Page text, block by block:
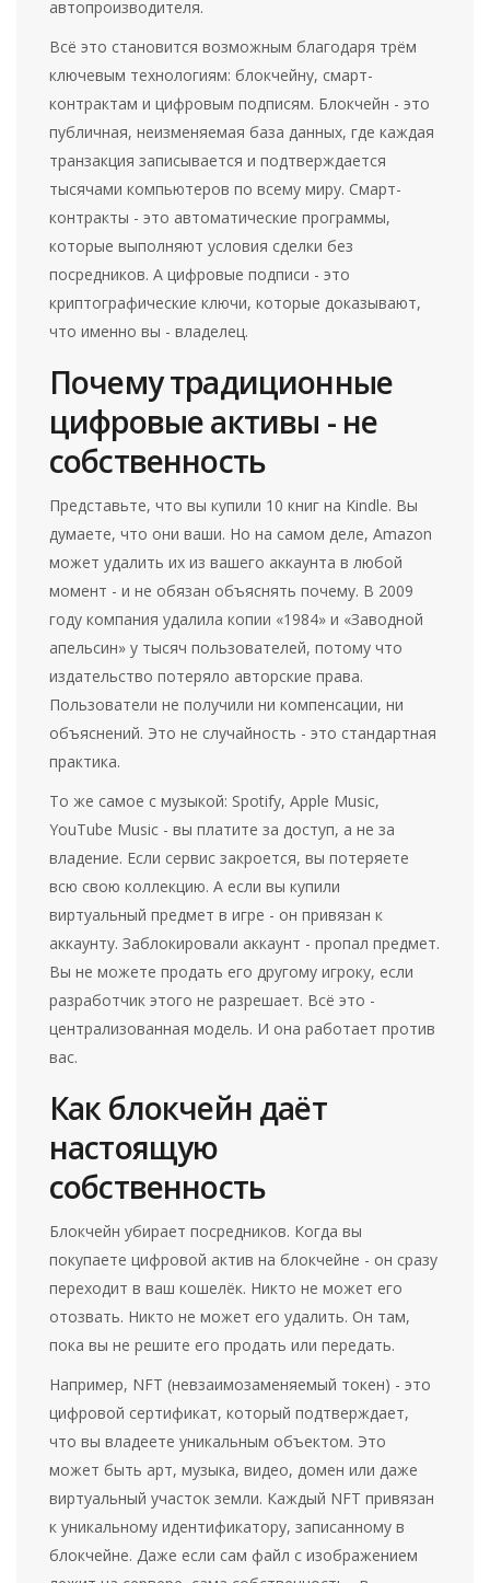
автопроизводителя.
Всё это становится возможным благодаря трём
ключевым технологиям: блокчейну, смарт-
контрактам и цифровым подписям. Блокчейн - это
публичная, неизменяемая база данных, где каждая
транзакция записывается и подтверждается
тысячами компьютеров по всему миру. Смарт-
контракты - это автоматические программы,
которые выполняют условия сделки без
посредников. А цифровые подписи - это
криптографические ключи, которые доказывают,
что именно вы - владелец.
Почему традиционные
цифровые активы - не
собственность
Представьте, что вы купили 10 книг на Kindle. Вы
думаете, что они ваши. Но на самом деле, Amazon
может удалить их из вашего аккаунта в любой
момент - и не обязан объяснять почему. В 2009
году компания удалила копии «1984» и «Заводной
апельсин» у тысяч пользователей, потому что
издательство потеряло авторские права.
Пользователи не получили ни компенсации, ни
объяснений. Это не случайность - это стандартная
практика.
То же самое с музыкой: Spotify, Apple Music,
YouTube Music - вы платите за доступ, а не за
владение. Если сервис закроется, вы потеряете
всю свою коллекцию. А если вы купили
виртуальный предмет в игре - он привязан к
аккаунту. Заблокировали аккаунт - пропал предмет.
Вы не можете продать его другому игроку, если
разработчик этого не разрешает. Всё это -
централизованная модель. И она работает против
вас.
Как блокчейн даёт
настоящую
собственность
Блокчейн убирает посредников. Когда вы
покупаете цифровой актив на блокчейне - он сразу
переходит в ваш кошелёк. Никто не может его
отозвать. Никто не может его удалить. Он там,
пока вы не решите его продать или передать.
Например, NFT (невзаимозаменяемый токен) - это
цифровой сертификат, который подтверждает,
что вы владеете уникальным объектом. Это
может быть арт, музыка, видео, домен или даже
виртуальный участок земли. Каждый NFT привязан
к уникальному идентификатору, записанному в
блокчейне. Даже если сам файл с изображением